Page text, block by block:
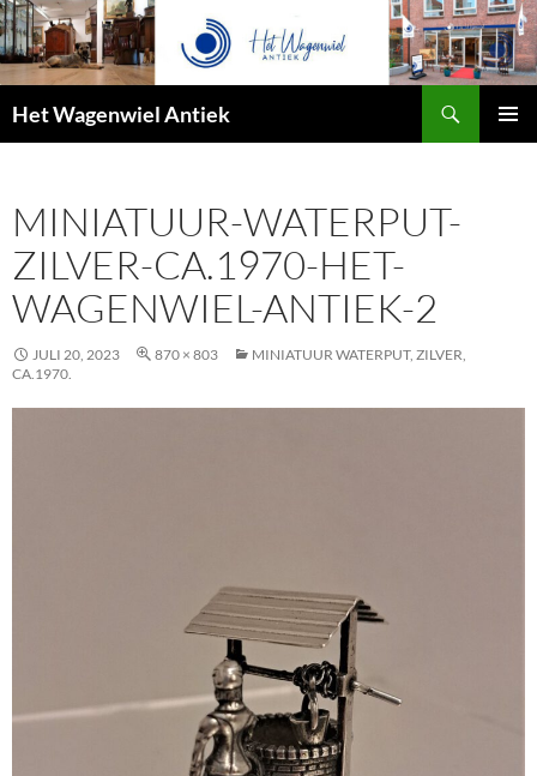
Het Wagenwiel Antiek
MINIATUUR-WATERPUT-
ZILVER-CA.1970-HET-
WAGENWIEL-ANTIEK-2
JULI 20, 2023 870 × 803
MINIATUUR WATERPUT, ZILVER,
CA.1970.